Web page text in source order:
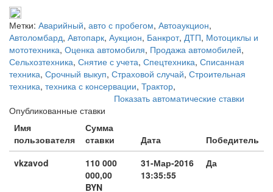
Метки: Аварийный, авто с пробегом, Автоаукцион,
Автоломбард, Автопарк, Аукцион, Банкрот, ДТП, Мотоциклы и
мототехника, Оценка автомобиля, Продажа автомобилей,
Сельхозтехника, Снятие с учета, Спецтехника, Списанная
техника, Срочный выкуп, Страховой случай, Строительная
техника, техника с консервации, Трактор,
Показать автоматические ставки
Опубликованные ставки
Имя
пользователя
Сумма
ставки
Дата
Победитель
vkzavod
110 000
000,00
BYN
31-Мар-2016
13:35:55
Да